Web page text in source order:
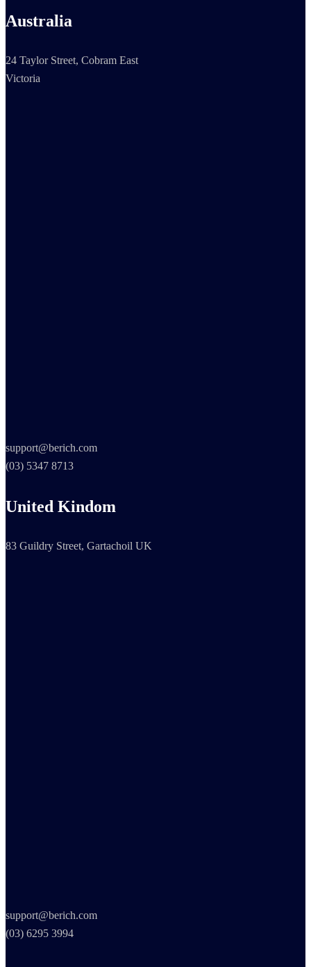
Australia
24 Taylor Street, Cobram East
Victoria
support@berich.com
(03) 5347 8713
United Kindom
83 Guildry Street, Gartachoil UK
support@berich.com
(03) 6295 3994